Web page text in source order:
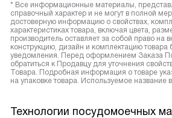
* Все информационные материалы,
справочный характер и не могут в полной
достоверную информацию о свойствах,
характеристиках товара, включая цвета,
производитель оставляет за собой право на
конструкцию, дизайн и комплектацию товара
уведомления. Перед оформлением Заказа
обратиться к Продавцу для уточнения
Товара. Подробная информация о товаре
на упаковке товара. Используемое название
Технологии посудомоечных